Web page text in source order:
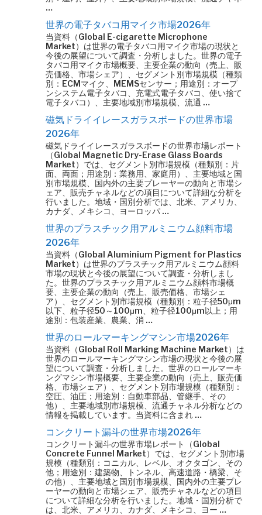
…
世界の電子タバコ用マイク市場2026年
当資料（Global E-cigarette Microphone
Market）は世界の電子タバコ用マイク市場の現状と
今後の展望について調査・分析しました。世界の電子
タバコ用マイク市場概要、主要企業の動向（売上、販
売価格、市場シェア）、セグメント別市場規模（種類
別：ECMマイク、MEMSセンサー；用途別：オープ
ンシステム電子タバコ、充電式電子タバコ、使い捨て
電子タバコ）、主要地域別市場規模、流通 …
磁気ドライイレースガラスボードの世界市場
2026年
磁気ドライイレースガラスボードの世界市場レポート
（Global Magnetic Dry-Erase Glass Boards
Market）では、セグメント別市場規模（種類別：片
面、両面；用途別：業務用、家庭用）、主要地域と国
別市場規模、国内外の主要プレーヤーの動向と市場シ
ェア、販売チャネルなどの項目について詳細な分析を
行いました。地域・国別分析では、北米、アメリカ、
カナダ、メキシコ、ヨーロッパ …
世界のプラスチック用アルミニウム顔料市場
2026年
当資料（Global Aluminium Pigment for Plastics
Market）は世界のプラスチック用アルミニウム顔料
市場の現状と今後の展望について調査・分析しまし
た。世界のプラスチック用アルミニウム顔料市場概
要、主要企業の動向（売上、販売価格、市場シェ
ア）、セグメント別市場規模（種類別：粒子径50μm
以下、粒子径50～100μm、粒子径100μm以上；用
途別：包装産業、農業、消 …
世界のロールマーキングマシン市場2026年
当資料（Global Roll Marking Machine Market）は
世界のロールマーキングマシン市場の現状と今後の展
望について調査・分析しました。世界のロールマーキ
ングマシン市場概要、主要企業の動向（売上、販売価
格、市場シェア）、セグメント別市場規模（種類別：
空圧、油圧；用途別：自動車部品、管継手、その
他）、主要地域別市場規模、流通チャネル分析などの
情報を掲載しています。当資料に含まれ …
コンクリート漏斗の世界市場2026年
コンクリート漏斗の世界市場レポート（Global
Concrete Funnel Market）では、セグメント別市場
規模（種類別：コニカル、レベル、オクタゴン、その
他；用途別：建築物、トンネル、高速道路・橋梁、そ
の他）、主要地域と国別市場規模、国内外の主要プレ
ーヤーの動向と市場シェア、販売チャネルなどの項目
について詳細な分析を行いました。地域・国別分析で
は、北米、アメリカ、カナダ、メキシコ、ヨー …